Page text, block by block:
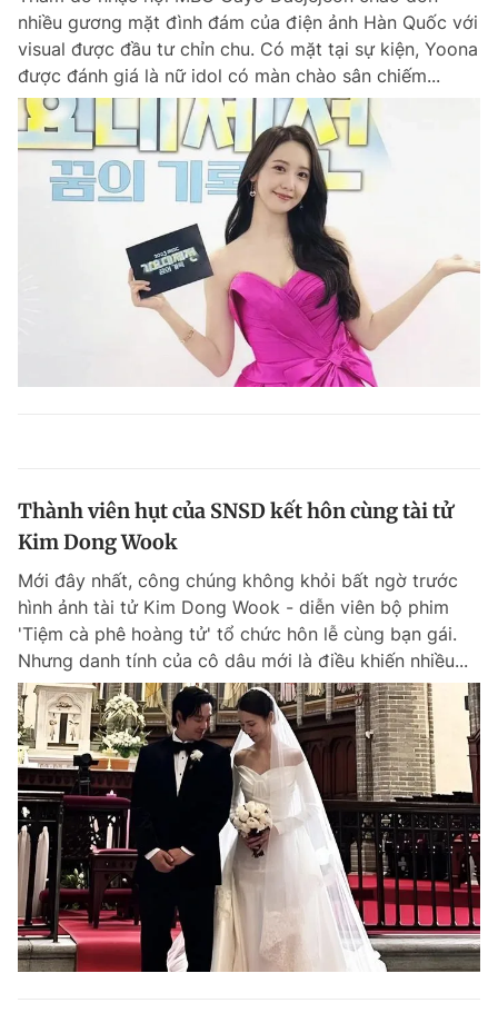
nhiều gương mặt đình đám của điện ảnh Hàn Quốc với
visual được đầu tư chỉn chu. Có mặt tại sự kiện, Yoona
được đánh giá là nữ idol có màn chào sân chiếm...
Thành viên hụt của SNSD kết hôn cùng tài tử
Kim Dong Wook
Mới đây nhất, công chúng không khỏi bất ngờ trước
hình ảnh tài tử Kim Dong Wook - diễn viên bộ phim
'Tiệm cà phê hoàng tử' tổ chức hôn lễ cùng bạn gái.
Nhưng danh tính của cô dâu mới là điều khiến nhiều...